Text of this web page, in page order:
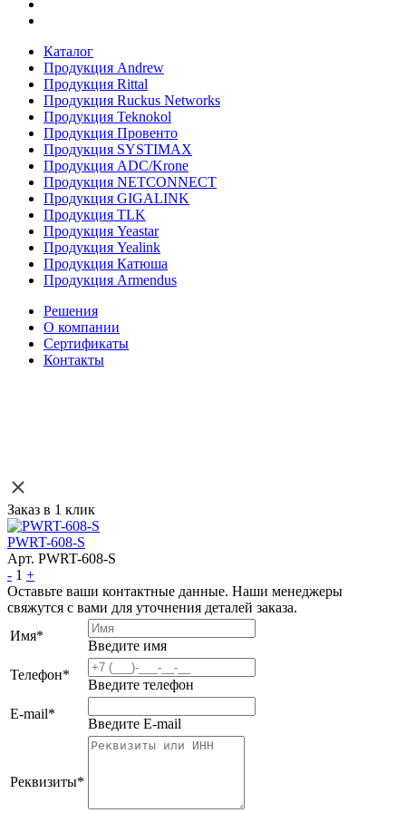
Каталог
Продукция Andrew
Продукция Rittal
Продукция Ruckus Networks
Продукция Teknokol
Продукция Провенто
Продукция SYSTIMAX
Продукция ADC/Krone
Продукция NETCONNECT
Продукция GIGALINK
Продукция TLK
Продукция Yeastar
Продукция Yealink
Продукция Катюша
Продукция Armendus
Решения
О компании
Сертификаты
Контакты
Заказ в 1 клик
PWRT-608-S
Арт. PWRT-608-S
- 1 +
Оставьте ваши контактные данные. Наши менеджеры
свяжутся с вами для уточнения деталей заказа.
Имя*
Введите имя
Телефон*
Введите телефон
E-mail*
Введите E-mail
Реквизиты*